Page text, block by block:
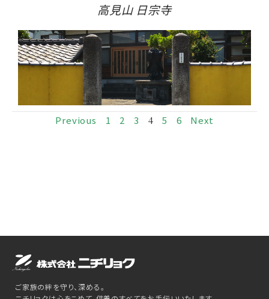
高見山 日宗寺
Previous 1 2 3 4 5 6 Next
ご家族の絆を守り、深める。